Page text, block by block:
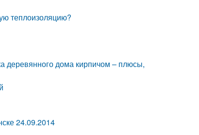
теплоизоляцию?
дома кирпичом – плюсы,
24.09.2014